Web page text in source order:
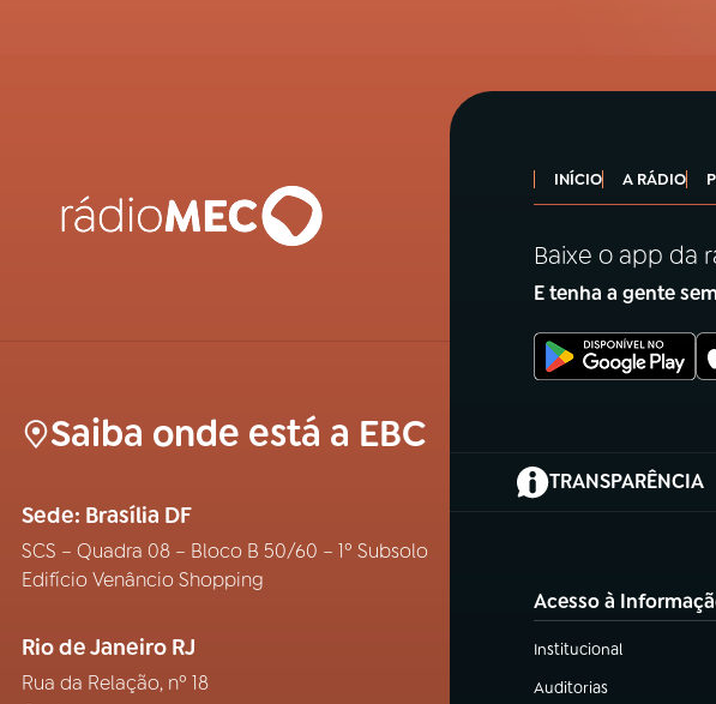
Saiba onde está a EBC
Sede: Brasília DF
SCS – Quadra 08 – Bloco B 50/60 – 1º Subsolo
Edifício Venâncio Shopping
Rio de Janeiro RJ
Rua da Relação, nº 18
INÍCIO A RÁDIO
Baixe o app da
E tenha a gente
TRANSPARÊNCIA
(abre em nova aba)
Acesso à
Institucional
(abre em nova aba)
Auditorias
(abre em nova aba)